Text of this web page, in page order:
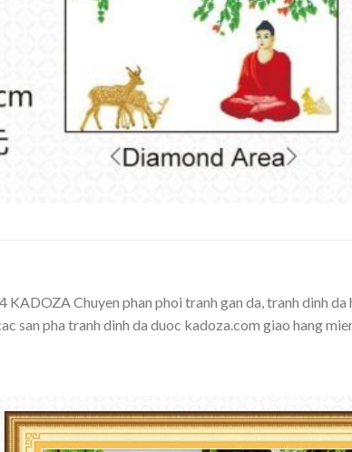
Chuyen phan phoi tranh gan da, tranh dinh
san pha tranh dinh da duoc kadoza.com giao hang